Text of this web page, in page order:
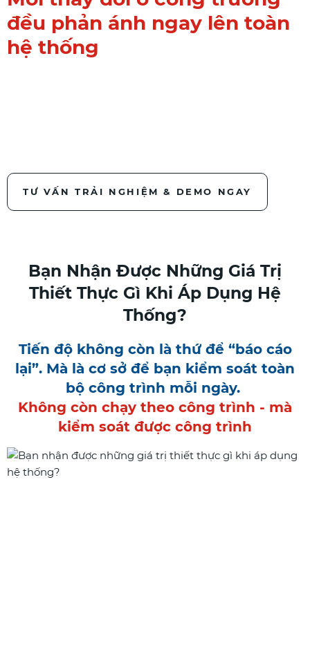
đều phản ánh ngay lên toàn
hệ thống
TƯ VẤN TRẢI NGHIỆM & DEMO NGAY
Bạn Nhận Được Những Giá Trị
Thiết Thực Gì Khi Áp Dụng Hệ
Thống?
Tiến độ không còn là thứ để “báo cáo
lại”. Mà là cơ sở để bạn kiểm soát toàn
bộ công trình mỗi ngày.
Không còn chạy theo công trình - mà
kiểm soát được công trình